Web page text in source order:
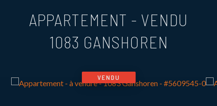
APPARTEMENT - VENDU
1083 GANSHOREN
VENDU